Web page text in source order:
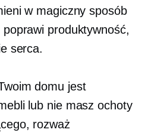
w magiczny sposób
produktywność,
serca.
domu jest
lub nie masz ochoty
rozważ